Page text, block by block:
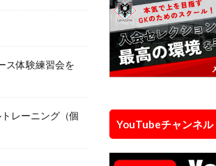
ス体験練習会を
レーニング（個
YouTubeチャンネル